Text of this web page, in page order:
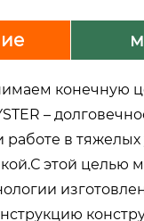
конечную
–
работе в тяжелых
этой целью